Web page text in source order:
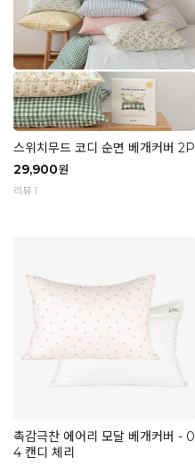
스위치무드 코디 순면 베개커버 2P
29,900원
리뷰 1
촉감극찬 에어리 모달 베개커버 - 0
4 캔디 체리